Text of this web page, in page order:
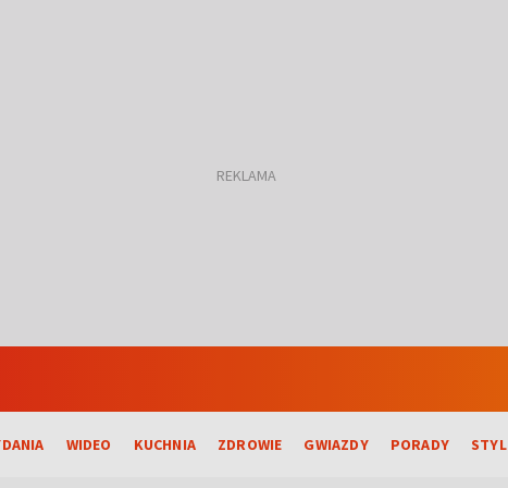
WIDEO KUCHNIA ZDROWIE GWIAZDY PORADY STYL